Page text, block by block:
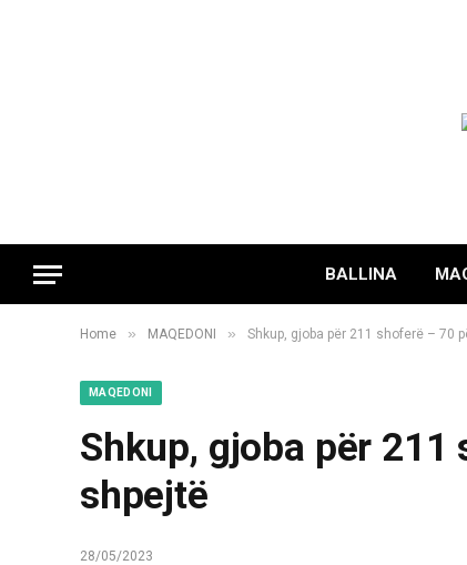
BALLINA
Home » MAQEDONI » Shkup, gjoba për 211 shoferë – 70
MAQEDONI
Shkup, gjoba për
shpejtë
28/05/2023